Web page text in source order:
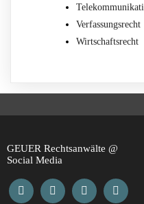
Verfassungsrecht
Wirtschaftsrecht
GEUER Rechtsanwälte @
Social Media